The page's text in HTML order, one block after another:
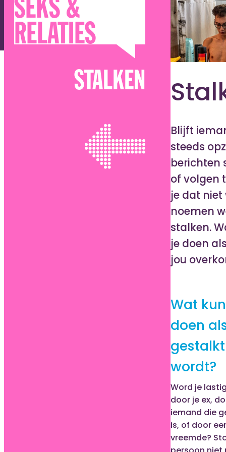
SEKS &
RELATIES
STALKEN
Blijft
steeds
berichten
of volgen
je dat niet
noemen
stalken.
je doen
jou
Wat
doen
gestalkt
wordt?
Word je
door je ex,
iemand die
is, of door
vreemde?